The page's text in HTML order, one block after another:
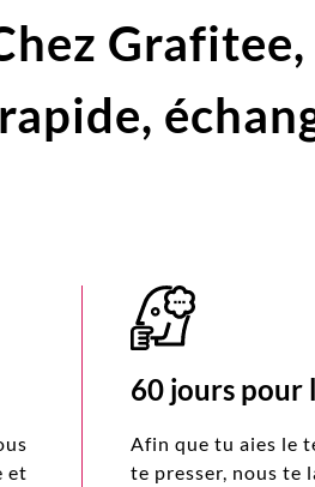
Grafitee,
rapide,
et
60 jours pour
Afin que tu aies le
te presser, nous te